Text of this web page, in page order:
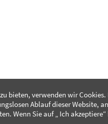
bieten, verwenden wir Cookies.
Ablauf dieser Website,
Wenn Sie auf „ Ich